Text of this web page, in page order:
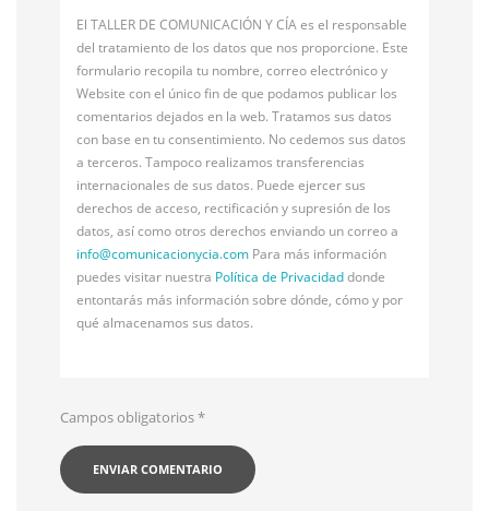
El TALLER DE COMUNICACIÓN Y CÍA es el responsable
del tratamiento de los datos que nos proporcione. Este
formulario recopila tu nombre, correo electrónico y
Website con el único fin de que podamos publicar los
comentarios dejados en la web. Tratamos sus datos
con base en tu consentimiento. No cedemos sus datos
a terceros. Tampoco realizamos transferencias
internacionales de sus datos. Puede ejercer sus
derechos de acceso, rectificación y supresión de los
datos, así como otros derechos enviando un correo a
info@comunicacionycia.com Para más información
puedes visitar nuestra Política de Privacidaddonde
entontarás más información sobre dónde, cómo y por
qué almacenamos sus datos.
Campos obligatorios*